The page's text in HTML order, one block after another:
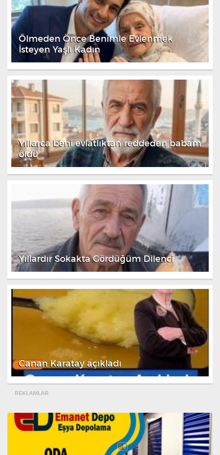
Ölmeden Önce Benimle Evlenmek
İsteyen Yaşlı Kadın
Yıllarca beni evlatlıktan reddeden babam
öldü
Yıllardır Sokakta Gördüğüm Dilenci
Canan Karatay açıkladı
REKLAMLAR